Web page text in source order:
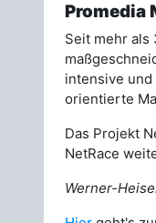
Promedia
Seit mehr als
intensive
orientierte
Das Projekt
NetRace
Werner-